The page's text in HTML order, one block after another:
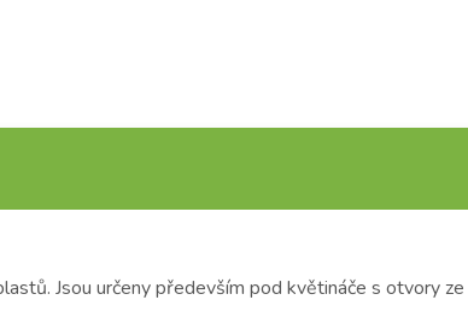
Jsou určeny především pod květináče s otvory